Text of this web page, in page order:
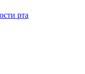
рта